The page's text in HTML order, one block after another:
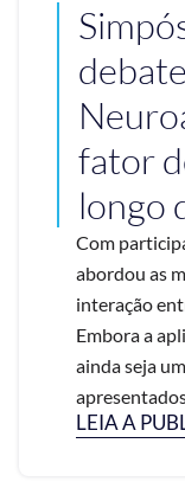
fator
longo
Com
abordou as
interação
Embora a
ainda seja
LEIA A